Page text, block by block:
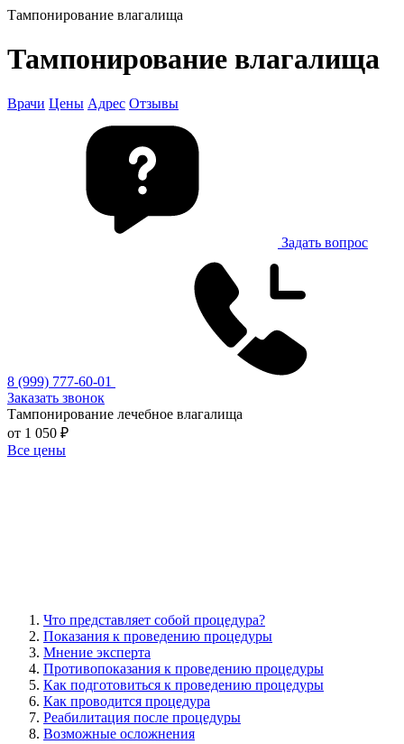
Тампонирование влагалища
Тампонирование влагалища
Врачи Цены Адрес Отзывы
Задать вопрос
8 (999) 777-60-01
Заказать звонок
Тампонирование лечебное влагалища
от 1 050 ₽
Все цены
Что представляет собой процедура?
Показания к проведению процедуры
Мнение эксперта
Противопоказания к проведению процедуры
Как подготовиться к проведению процедуры
Как проводится процедура
Реабилитация после процедуры
Возможные осложнения